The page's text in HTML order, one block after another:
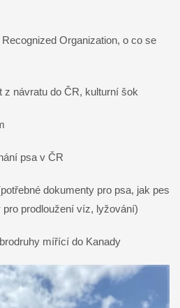
Organization, o co se
z návratu do ČR, kulturní šok
psa v ČR
dokumenty pro psa, jak pes
prodloužení víz, lyžování)
mířící do Kanady